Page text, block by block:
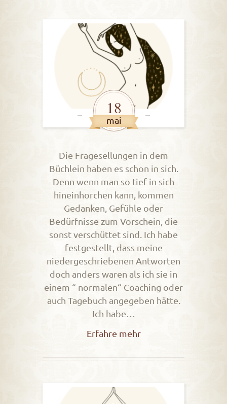
18
mai
Die Fragesellungen in dem
Büchlein haben es schon in sich.
Denn wenn man so tief in sich
hineinhorchen kann, kommen
Gedanken, Gefühle oder
Bedürfnisse zum Vorschein, die
sonst verschüttet sind. Ich habe
festgestellt, dass meine
niedergeschriebenen Antworten
doch anders waren als ich sie in
einem “ normalen“ Coaching oder
auch Tagebuch angegeben hätte.
Ich habe…
Erfahre mehr